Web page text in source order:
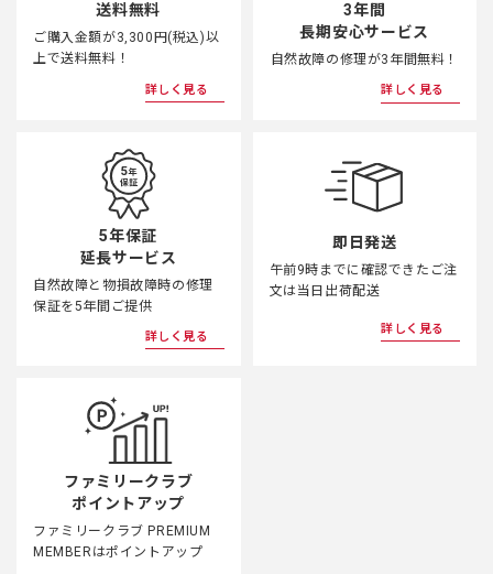
送料無料
ご購入金額が3,300円(税込)以
上で送料無料！
詳しく見る
3年間
長期安心サービス
自然故障の修理が3年間無料！
詳しく見る
5年保証
延長サービス
自然故障と物損故障時の修理
保証を5年間ご提供
詳しく見る
即日発送
午前9時までに確認できたご注
文は当日出荷配送
詳しく見る
ファミリークラブ
ポイントアップ
ファミリークラブ PREMIUM
MEMBERはポイントアップ